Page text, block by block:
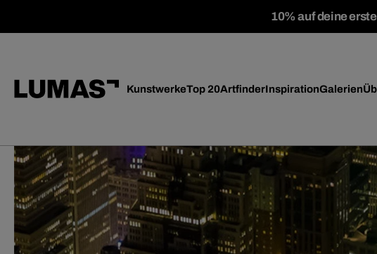
10% auf deine
KunstwerkeTop 20ArtfinderInspirationGalerien